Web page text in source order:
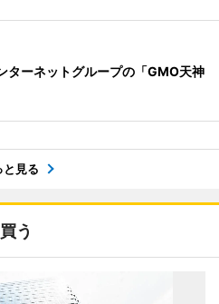
ターネットグループの「GMO天神
と見る
買う